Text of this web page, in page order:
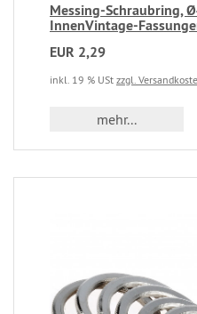
Messing-Schraubring,
InnenVintage-
EUR 2,29
inkl. 19 % USt zzgl.
mehr...